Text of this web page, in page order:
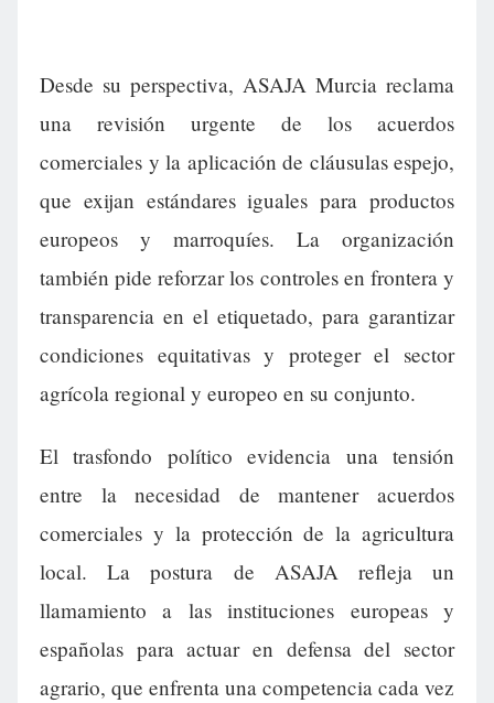
Desde su perspectiva, ASAJA Murcia reclama
una revisión urgente de los acuerdos
comerciales y la aplicación de cláusulas espejo,
que exijan estándares iguales para productos
europeos y marroquíes. La organización
también pide reforzar los controles en frontera y
transparencia en el etiquetado, para garantizar
condiciones equitativas y proteger el sector
agrícola regional y europeo en su conjunto.
El trasfondo político evidencia una tensión
entre la necesidad de mantener acuerdos
comerciales y la protección de la agricultura
local. La postura de ASAJA refleja un
llamamiento a las instituciones europeas y
españolas para actuar en defensa del sector
agrario, que enfrenta una competencia cada vez